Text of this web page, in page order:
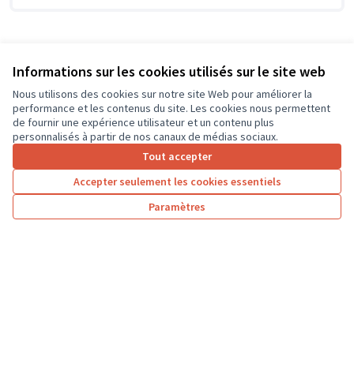
Informations sur les cookies utilisés sur le site web
Nous utilisons des cookies sur notre site Web pour améliorer la
performance et les contenus du site. Les cookies nous permettent
de fournir une expérience utilisateur et un contenu plus
personnalisés à partir de nos canaux de médias sociaux.
Tout accepter
Accepter seulement les cookies essentiels
Paramètres